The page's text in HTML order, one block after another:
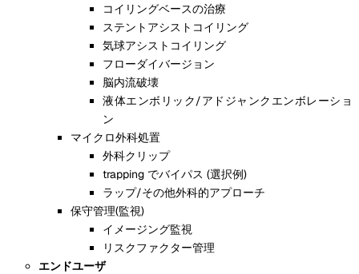
コイリングベースの治療
ステントアシストコイリング
気球アシストコイリング
フローダイバージョン
脳内流破壊
液体エンボリック/アドジャンクエンボレーショ
ン
マイクロ外科処置
外科クリップ
trapping でバイパス (選択例)
ラップ/その他外科的アプローチ
保守管理(監視)
イメージング監視
リスクファクター管理
エンドユーザ